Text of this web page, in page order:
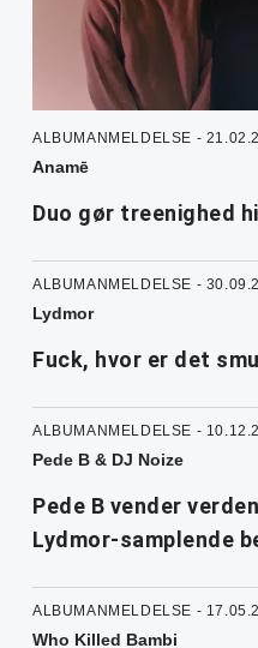
ALBUMANMELDELSE -
Anamē
Duo gør treenighed
ALBUMANMELDELSE -
Lydmor
Fuck, hvor er det
ALBUMANMELDELSE -
Pede B & DJ Noize
Pede B vender
Lydmor-samplende
ALBUMANMELDELSE -
Who Killed Bambi